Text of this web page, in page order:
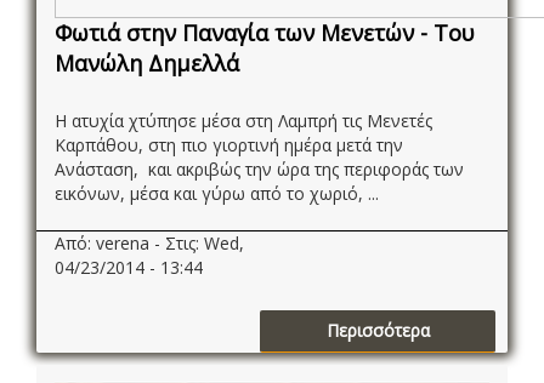
Φωτιά στην Παναγία των Μενετών - Του
Μανώλη Δημελλά
Η ατυχία χτύπησε μέσα στη Λαμπρή τις Μενετές
Καρπάθου, στη πιο γιορτινή ημέρα μετά την
Ανάσταση, και ακριβώς την ώρα της περιφοράς των
εικόνων, μέσα και γύρω από το χωριό, ...
Από: verena - Στις: Wed,
04/23/2014 - 13:44
Περισσότερα